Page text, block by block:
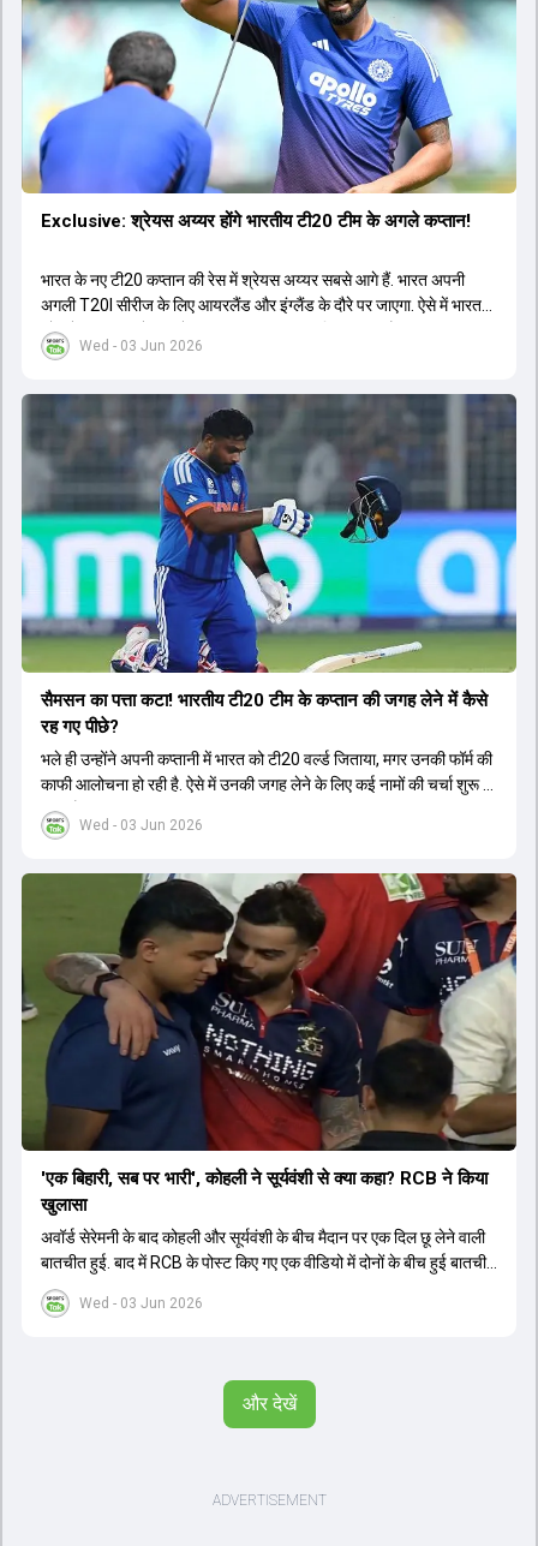
Wed - 03 Jun 2026
Exclusive: श्रेयस अय्यर होंगे भारतीय टी20 टीम के अगले कप्तान!
भारत के नए टी20 कप्तान की रेस में श्रेयस अय्यर सबसे आगे हैं. भारत अपनी
अगली T20I सीरीज के लिए आयरलैंड और इंग्लैंड के दौरे पर जाएगा. ऐसे में भारत
को श्रेयस अय्यर के रूप में एक नया T20I कप्तान मिल सकता है.
Wed - 03 Jun 2026
सैमसन का पत्ता कटा! भारतीय टी20 टीम के कप्तान की जगह लेने में कैसे
रह गए पीछे?
भले ही उन्होंने अपनी कप्तानी में भारत को टी20 वर्ल्ड जिताया, मगर उनकी फॉर्म की
काफी आलोचना हो रही है. ऐसे में उनकी जगह लेने के लिए कई नामों की चर्चा शुरू हो
चुकी है.
Wed - 03 Jun 2026
'एक बिहारी, सब पर भारी', कोहली ने सूर्यवंशी से क्या कहा? RCB ने किया
खुलासा
अवॉर्ड सेरेमनी के बाद कोहली और सूर्यवंशी के बीच मैदान पर एक दिल छू लेने वाली
बातचीत हुई. बाद में RCB के पोस्ट किए गए एक वीडियो में दोनों के बीच हुई बातचीत
का खुलासा हुआ.
और देखें